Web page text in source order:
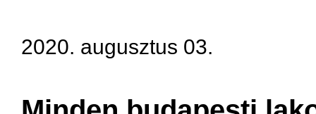
2020. augusztus 03.